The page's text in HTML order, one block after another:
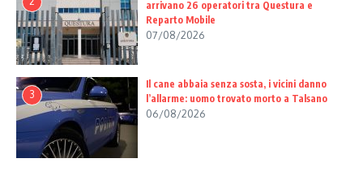
arrivano 26 operatori tra Questura e
Reparto Mobile
07/08/2026
3
Il cane abbaia senza sosta, i vicini danno
l’allarme: uomo trovato morto a Talsano
06/08/2026